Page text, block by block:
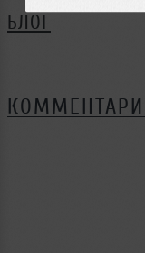
БЛОГ